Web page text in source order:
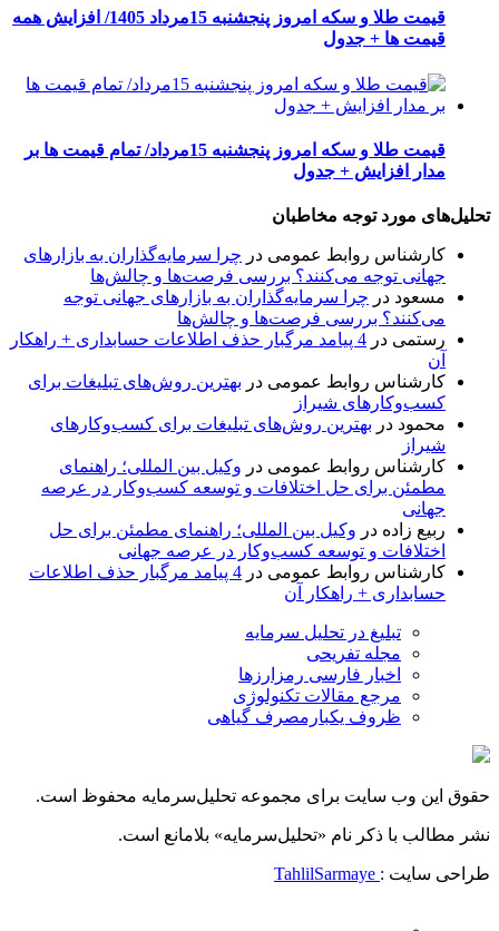
قیمت طلا و سکه امروز پنجشنبه 15مرداد 1405/ افزایش همه
قیمت ها + جدول
قیمت طلا و سکه امروز پنجشنبه 15مرداد/ تمام قیمت ها بر
مدار افزایش + جدول
تحلیل‌های مورد توجه مخاطبان
کارشناس روابط عمومی در چرا سرمایه‌گذاران به بازارهای
جهانی توجه می‌کنند؟ بررسی فرصت‌ها و چالش‌ها
مسعود در چرا سرمایه‌گذاران به بازارهای جهانی توجه
می‌کنند؟ بررسی فرصت‌ها و چالش‌ها
رستمی در
4 پیامد مرگبار حذف اطلاعات حسابداری + راهکار
آن
کارشناس روابط عمومی در بهترین روش‌های تبلیغات برای
کسب‌وکارهای شیراز
محمود در بهترین روش‌های تبلیغات برای کسب‌وکارهای
شیراز
کارشناس روابط عمومی در وکیل بین المللی؛ راهنمای
مطمئن برای حل اختلافات و توسعه کسب‌وکار در عرصه
جهانی
ربیع زاده در وکیل بین المللی؛ راهنمای مطمئن برای حل
اختلافات و توسعه کسب‌وکار در عرصه جهانی
کارشناس روابط عمومی در
4 پیامد مرگبار حذف اطلاعات
حسابداری + راهکار آن
تبلیغ در تحلیل سرمایه
مجله تفریحی
اخبار فارسی رمزارزها
مرجع مقالات تکنولوژی
ظروف یکبارمصرف گیاهی
حقوق این وب سایت برای مجموعه تحلیل‌سرمایه محفوظ است.
نشر مطالب با ذکر نام «تحلیل‌سرمایه» بلامانع است.
طراحی سایت :